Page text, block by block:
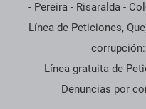
- Pereira - Risaralda -
Línea de Peticiones,
corrupción:
Línea gratuita de
Denuncias por